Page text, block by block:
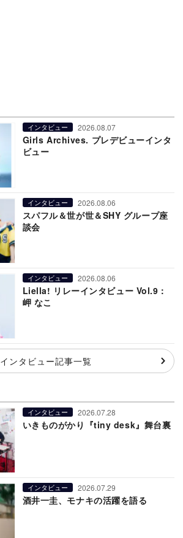
インタビュー 2026.08.07
Girls Archives. プレデビューインタ
ビュー
インタビュー 2026.08.06
スパフル＆世が世＆SHY グループ座
談会
インタビュー 2026.08.06
Liella! リレーインタビュー Vol.9：
岬 なこ
インタビュー記事一覧
インタビュー 2026.07.28
いきものがかり『tiny desk』舞台裏
インタビュー 2026.07.29
酒井一圭、モナキの活躍を語る